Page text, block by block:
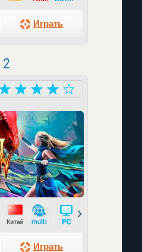
Играть
Играть